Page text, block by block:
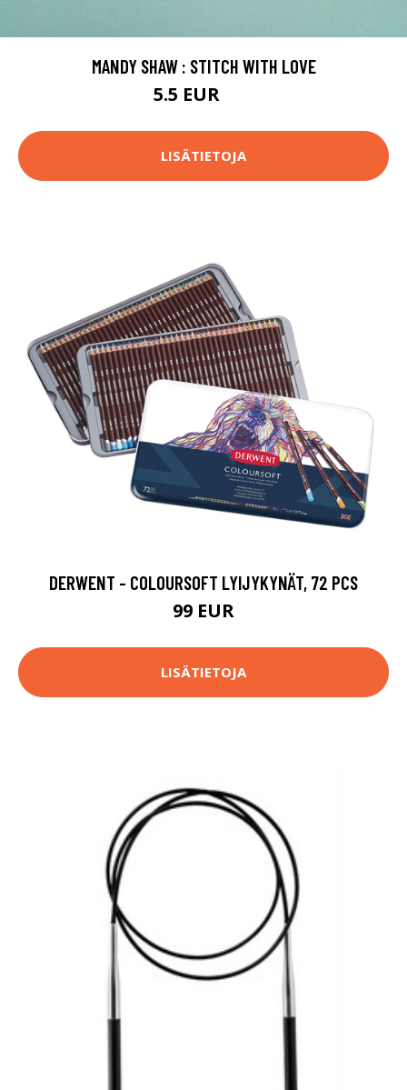
MANDY SHAW : STITCH WITH LOVE
5.5 EUR
LISÄTIETOJA
DERWENT - COLOURSOFT LYIJYKYNÄT, 72 PCS
99 EUR
LISÄTIETOJA